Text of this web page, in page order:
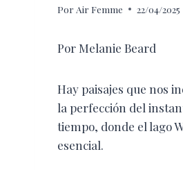
Por Air Femme 22/04/2025
Por Melanie Beard
Hay paisajes que nos
la perfección del
tiempo, donde el lago
esencial.